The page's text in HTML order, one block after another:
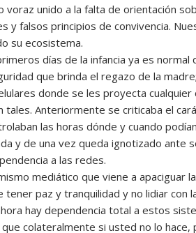
voraz unido a la falta de orientación
y falsos principios de convivencia.
su ecosistema.
días de la infancia ya es
que brinda el regazo de la
donde se les proyecta
tales. Anteriormente se criticaba el
las horas dónde y cuando
y de una vez queda ignotizado ante
a las redes.
mediático que viene a apaciguar
tener paz y tranquilidad y no lidiar con
hay dependencia total a estos
colateralmente si usted no lo